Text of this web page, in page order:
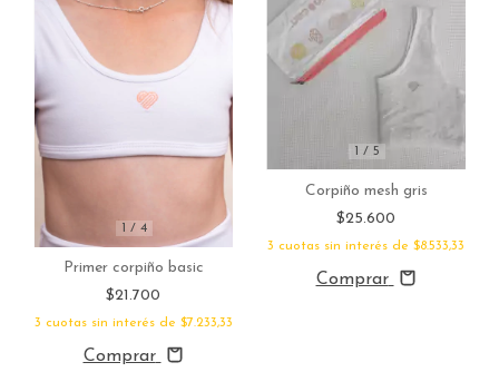
1 / 4
Primer corpiño basic
$21.700
3 cuotas sin interés de $7.233,33
Comprar
1 / 5
Corpiño mesh gris
$25.600
3 cuotas sin interés de $8.533,33
Comprar